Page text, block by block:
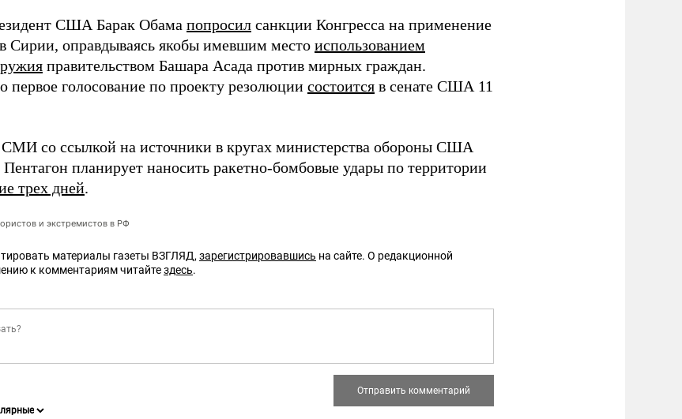
США Барак Обама попросил санкции Конгресса на применение
Сирии, оправдываясь якобы имевшим место использованием
правительством Башара Асада против мирных граждан.
первое голосование по проекту резолюции состоится в сенате США 11
СМИ со ссылкой на источники в кругах министерства обороны США
планирует наносить ракетно-бомбовые удары по территории
трех дней.
и экстремистов в РФ
материалы газеты ВЗГЛЯД, зарегистрировавшись на сайте. О редакционной
к комментариям читайтездесь.